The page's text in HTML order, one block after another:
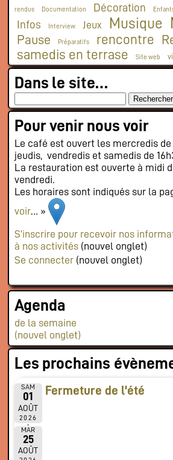
rendus Documentation Décoration
Infos Interview Jeux Musique
Pause Préparatifs rencontre
samedis en terrase Site web
Dans le site…
Pour venir nous voir
Le café est ouvert les mercredis de
jeudis, vendredis et samedis de
La restauration est ouverte à midi
vendredi.
Les horaires sont indiqués sur la
voir… »
S’inscrire pour recevoir nos
à nos activités(nouvel onglet)
Se connecter(nouvel onglet)
Agenda
de la semaine
(nouvel onglet)
Les prochains
SAM
01
AOÛT
2026
MAR
25
AOÛT
Fermeture de l'été